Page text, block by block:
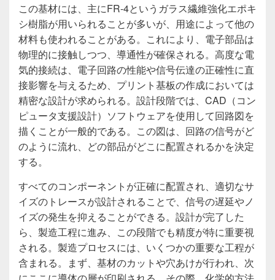
この基材には、主にFR-4というガラス繊維強化エポキ
シ樹脂が用いられることが多いが、用途によって他の
材料も使われることがある。これにより、電子部品は
物理的に接触しつつ、導通性が確保される。高度な電
気的接続は、電子回路の性能や信号伝達の正確性に直
接影響を与えるため、プリント基板の作成においては
精密な設計が求められる。設計段階では、CAD（コン
ピュータ支援設計）ソフトウェアを使用して回路図を
描くことが一般的である。この図は、回路の信号がど
のように流れ、どの部品がどこに配置されるかを決定
する。
すべてのコンポーネントが正確に配置され、適切なサ
イズのトレースが設計されることで、信号の遅延やノ
イズの発生を抑えることができる。設計が完了した
ら、製造工程に進み、この段階でも精度が特に重要視
される。製造プロセスには、いくつかの重要な工程が
含まれる。まず、基材のカットや穴あけが行われ、次